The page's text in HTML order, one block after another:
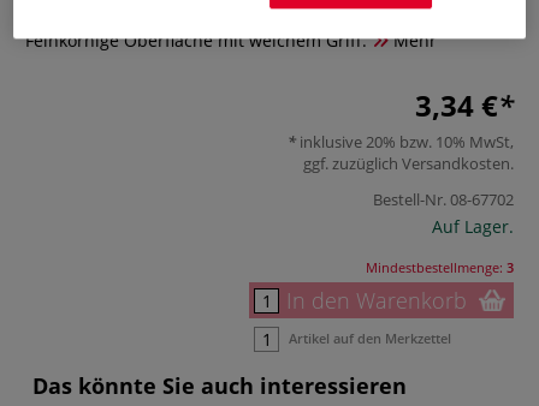
100 % Baumwolle mit farbigen Zellulosefasereinschlüssen.
Feinkörnige Oberfläche mit weichem Griff.
Mehr
3,34 €
inklusive 20% bzw. 10% MwSt,
ggf. zuzüglich Versandkosten.
Bestell-Nr.08-67702
Auf Lager.
Mindestbestellmenge: 3
In den Warenkorb
Artikel auf den Merkzettel
Das könnte Sie auch interessieren